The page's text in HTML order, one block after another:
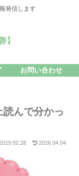
発信します
】
お問い合わせ
んで分かっ
2026.04.04